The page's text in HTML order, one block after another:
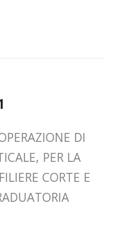
DI
PER LA
CORTE E